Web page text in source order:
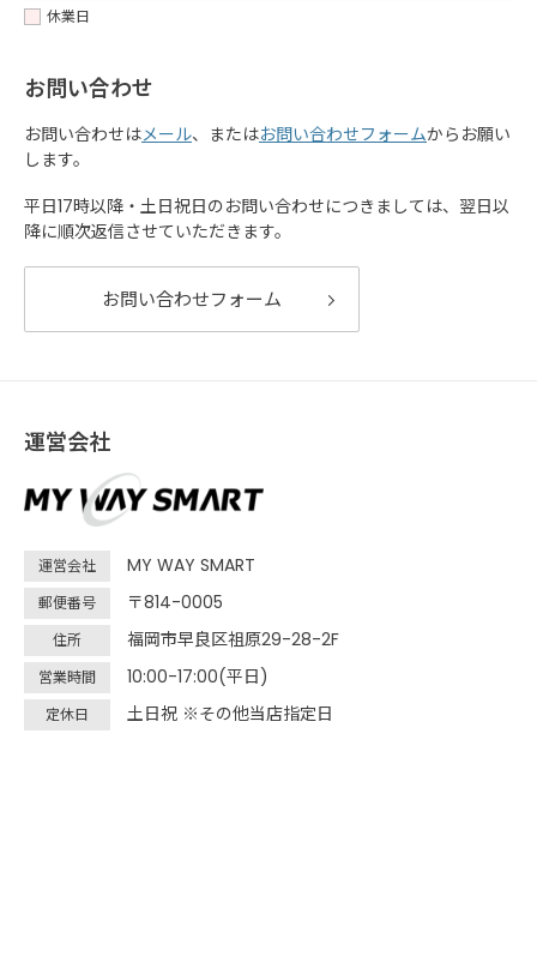
休業日
お問い合わせ
お問い合わせはメール、またはお問い合わせフォームからお願い
します。
平日17時以降・土日祝日のお問い合わせにつきましては、翌日以
降に順次返信させていただきます。
お問い合わせフォーム
運営会社
運営会社 MY WAY SMART
郵便番号 〒814-0005
住所 福岡市早良区祖原29-28-2F
営業時間 10:00-17:00(平日)
定休日 土日祝 ※その他当店指定日